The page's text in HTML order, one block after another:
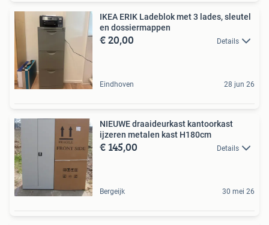
IKEA ERIK Ladeblok met 3 lades, sleutel
en dossiermappen
€ 20,00 Details
Eindhoven 28 jun 26
NIEUWE draaideurkast kantoorkast
ijzeren metalen kast H180cm
€ 145,00 Details
Bergeijk 30 mei 26